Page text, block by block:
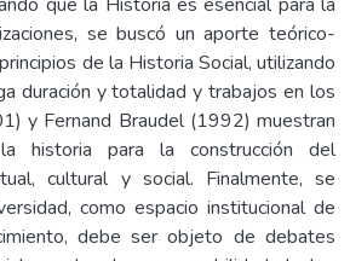
se buscó un aporte teórico-
de la Historia Social, utilizando
duración y totalidad y trabajos en los
y Fernand Braudel (1992) muestran
historia para la construcción del
cultural y social. Finalmente, se
como espacio institucional de
debe ser objeto de debates